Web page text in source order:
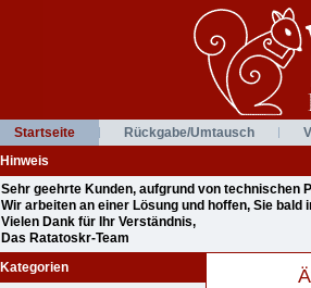
Startseite Rückgabe/Umtausch
Hinweis
Sehr geehrte Kunden, aufgrund von technischen
Wir arbeiten an einer Lösung und hoffen, Sie
Vielen Dank für Ihr Verständnis,
Das Ratatoskr-Team
Kategorien